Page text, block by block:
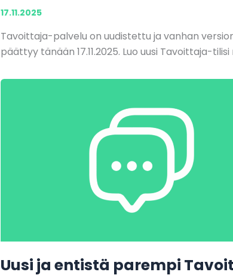
17.11.2025
Tavoittaja-palvelu on uudistettu ja vanhan
päättyy tänään 17.11.2025. Luo uusi Tavoittaja-tilisi
Uusi ja entistä parempi